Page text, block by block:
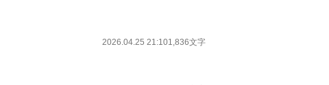
2026.04.25 21:101,836文字